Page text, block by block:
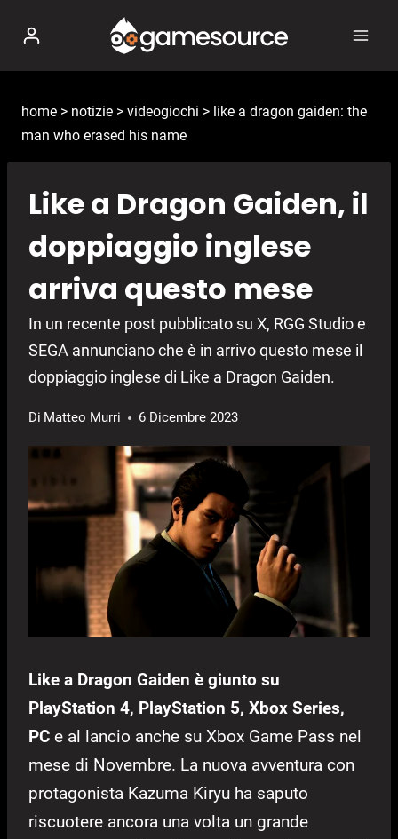
contenuto
home > notizie > videogiochi > like a dragon gaiden: the
man who erased his name
Like a Dragon Gaiden, il
doppiaggio inglese
arriva questo mese
In un recente post pubblicato su X, RGG Studio e
SEGA annunciano che è in arrivo questo mese il
doppiaggio inglese di Like a Dragon Gaiden.
Di Matteo Murri 6 Dicembre 2023
Like a Dragon Gaiden è giunto su
PlayStation 4, PlayStation 5, Xbox Series,
PC e al lancio anche su Xbox Game Pass nel
mese di Novembre. La nuova avventura con
protagonista Kazuma Kiryu ha saputo
riscuotere ancora una volta un grande